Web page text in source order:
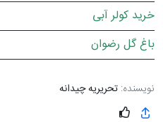
خرید کولر آبی
باغ گل رضوان
نویسنده: تحریریه چیدانه